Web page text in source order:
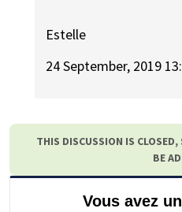
Estelle
24 September, 2019
THIS DISCUSSION IS
BE
Vous avez